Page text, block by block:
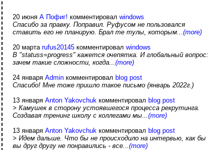
20 июняА Пофиг! комментировалwindows
Спасибо за правку. Поправил. Руфусом не пользовался
ставить его не планирую. Брал те тулы, которым...(more)
20 мартаrufus20145 комментировалwindows
В "statuss=progress" кажется очепятка. И глобальный вопрос:
зачем такие сложности, когда...(more)
24 январяAdmin комментировал blog post
Спасибо! Мне тоже пришло такое письмо (январь 2022г.)
13 январяAnton Yakovchuk комментировал blog post
> Камушек в сторону устоявшегося процесса рекрутинга.
Создавая тренинг школу с коллегами мы...(more)
13 январяAnton Yakovchuk комментировал blog post
> Идем дальше. Что бы не происходило на интервью, как бы
вы друг другу не понравились - все...(more)